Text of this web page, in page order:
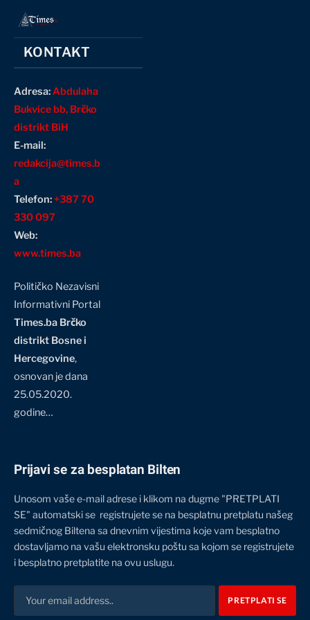
KONTAKT
Adresa:Abdulaha
Bukvice bb, Brčko
distrikt BiH
E-mail:
redakcija@times.b
a
Telefon:+387 70
330 097
Web:
www.times.ba
Političko Nezavisni
Informativni Portal
Times.ba Brčko
distrikt Bosne i
Hercegovine,
osnovan je dana
25.05.2020.
godine…
Prijavi se za besplatan Bilten
Unosom vaše e-mail adrese i klikom na dugme "PRETPLATI
SE" automatski se registrujete se na besplatnu pretplatu našeg
sedmičnog Biltena sa dnevnim vijestima koje vam besplatno
dostavljamo na vašu elektronsku poštu sa kojom se registrujete
i besplatno pretplatite na ovu uslugu.